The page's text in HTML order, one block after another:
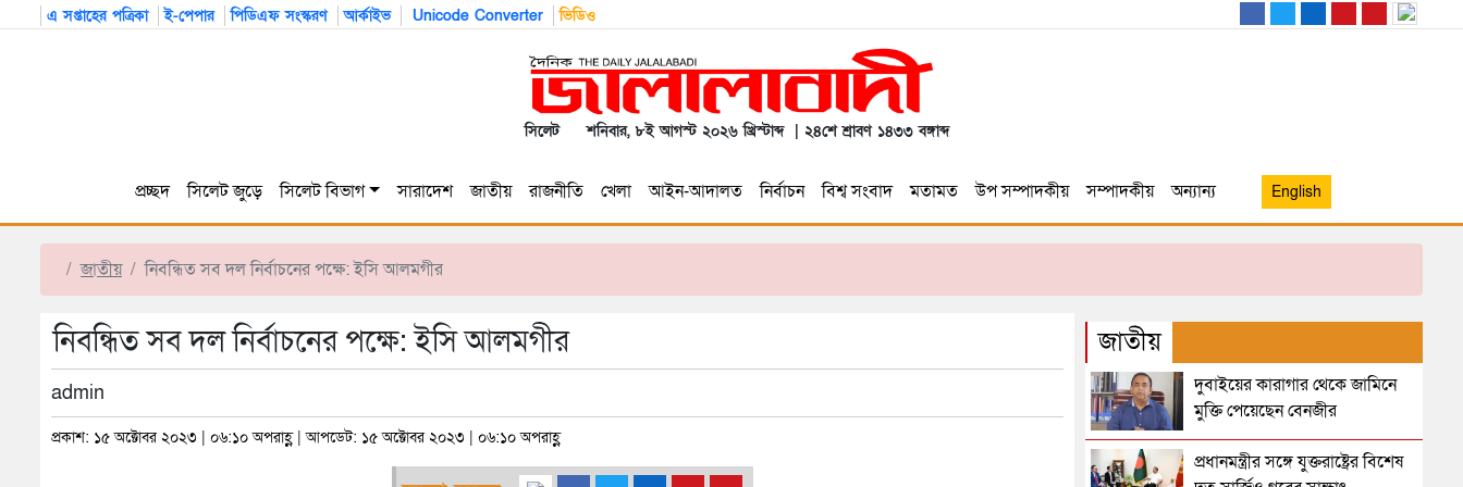
এ সপ্তাহের পত্রিকা ই-পেপার পিডিএফ সংস্করণ আর্কাইভ Unicode Converter ভিডিও
সিলেট শনিবার, ৮ই আগস্ট ২০২৬ খ্রিস্টাব্দ | ২৪শে শ্রাবণ ১৪৩৩ বঙ্গাব্দ
প্রচ্ছদ সিলেট জুড়ে সিলেট বিভাগ সারাদেশ জাতীয় রাজনীতি খেলা আইন-আদালত নির্বাচন বিশ্ব সংবাদ মতামত উপ সম্পাদকীয় সম্পাদকীয় অন্যান্য English
জাতীয় নিবন্ধিত সব দল নির্বাচনের পক্ষে: ইসি আলমগীর
নিবন্ধিত সব দল নির্বাচনের পক্ষে: ইসি আলমগীর
admin
প্রকাশ: ১৫ অক্টোবর ২০২৩ | ০৬:১০ অপরাহ্ণ | আপডেট: ১৫ অক্টোবর ২০২৩ | ০৬:১০ অপরাহ্ণ
জাতীয়
দুবাইয়ের কারাগার থেকে জামিনে
মুক্তি পেয়েছেন বেনজীর
প্রধানমন্ত্রীর সঙ্গে যুক্তরাষ্ট্রের বিশেষ